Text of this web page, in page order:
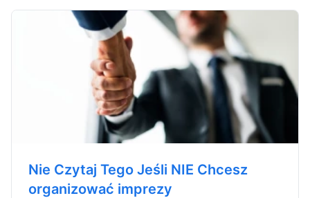
Nie Czytaj Tego Jeśli NIE Chcesz
organizować imprezy